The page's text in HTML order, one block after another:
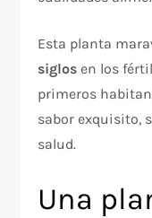
Esta planta
siglos en los
primeros
sabor exquisito,
salud.
Una